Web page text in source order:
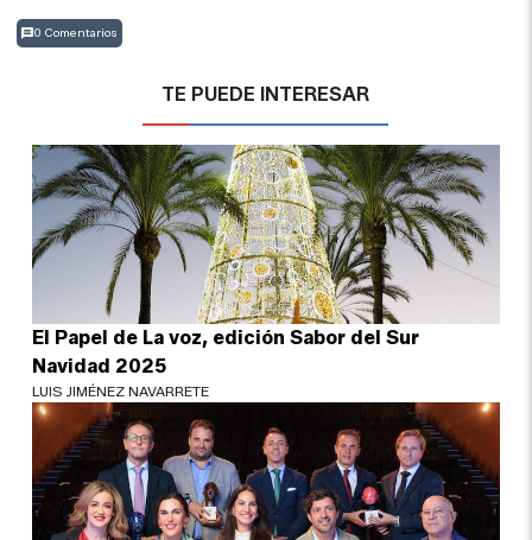
0 Comentarios
TE PUEDE INTERESAR
El Papel de La voz, edición Sabor del Sur
Navidad 2025
LUIS JIMÉNEZ NAVARRETE